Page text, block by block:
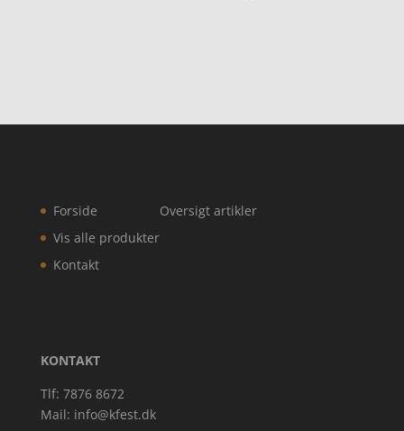
Forside
Vis alle produkter
Kontakt
Oversigt artikler
KONTAKT
Tlf: 7876 8672
Mail: info@kfest.dk